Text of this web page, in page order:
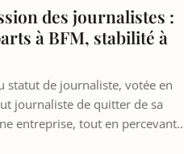
des journalistes :
à BFM, stabilité à
statut de journaliste, votée en
journaliste de quitter de sa
entreprise, tout en